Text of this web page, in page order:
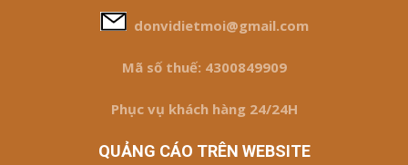
donvidietmoi@gmail.com
Mã số thuế: 4300849909
Phục vụ khách hàng 24/24H
QUẢNG CÁO TRÊN WEBSITE